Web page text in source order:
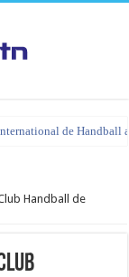
de Handball
Handball de